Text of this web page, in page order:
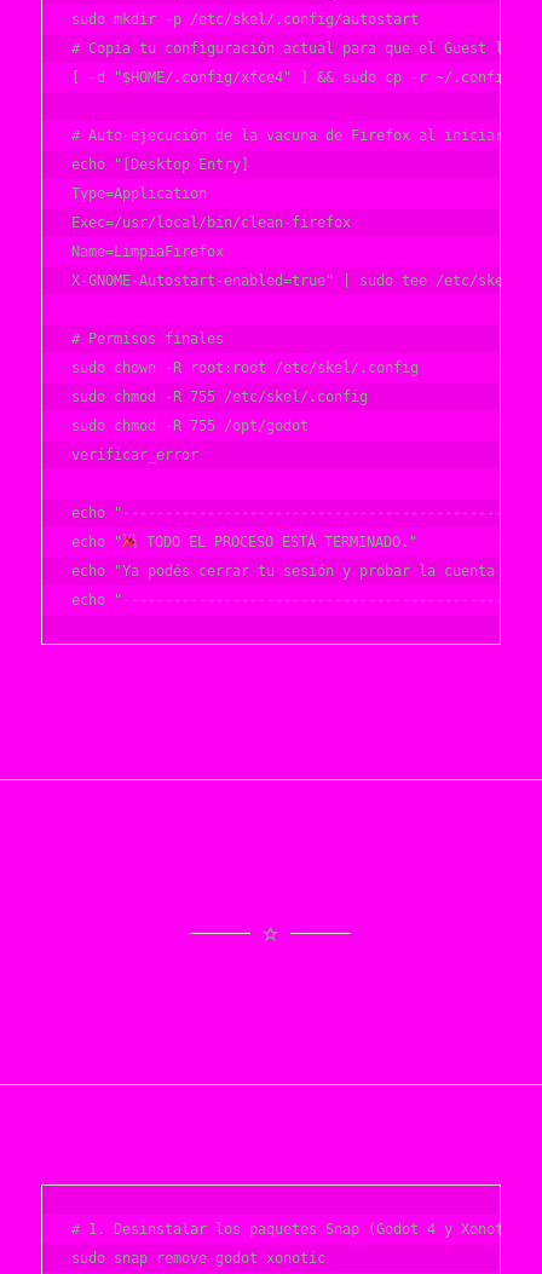
sudo mkdir -p /etc/skel/.config/autostart
# Copia tu configuración actual para que el Guest la
[ -d "$HOME/.config/xfce4" ] && sudo cp -r ~/.config/
# Auto-ejecución de la vacuna de Firefox al iniciar el
echo "[Desktop Entry]
Type=Application
Exec=/usr/local/bin/clean-firefox
Name=LimpiaFirefox
X-GNOME-Autostart-enabled=true" | sudo tee /etc/skel/
# Permisos finales
sudo chown -R root:root /etc/skel/.config
sudo chmod -R 755 /etc/skel/.config
sudo chmod -R 755 /opt/godot
verificar_error
echo
echo "
TODO EL PROCESO ESTÁ TERMINADO."
echo "Ya podés cerrar tu sesión y probar la cuenta de
echo
# 1. Desinstalar los paquetes Snap (Godot 4 y Xonotic)
sudo snap remove godot xonotic